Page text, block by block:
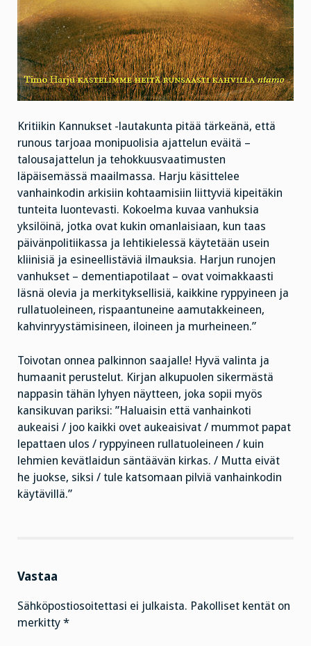
Kritiikin Kannukset -lautakunta pitää tärkeänä, että
runous tarjoaa monipuolisia ajattelun eväitä –
talousajattelun ja tehokkuusvaatimusten
läpäisemässä maailmassa. Harju käsittelee
vanhainkodin arkisiin kohtaamisiin liittyviä kipeitäkin
tunteita luontevasti. Kokoelma kuvaa vanhuksia
yksilöinä, jotka ovat kukin omanlaisiaan, kun taas
päivänpolitiikassa ja lehtikielessä käytetään usein
kliinisiä ja esineellistäviä ilmauksia. Harjun runojen
vanhukset – dementiapotilaat – ovat voimakkaasti
läsnä olevia ja merkityksellisiä, kaikkine ryppyineen ja
rullatuoleineen, rispaantuneine aamutakkeineen,
kahvinryystämisineen, iloineen ja murheineen.”
Toivotan onnea palkinnon saajalle! Hyvä valinta ja
humaanit perustelut. Kirjan alkupuolen sikermästä
nappasin tähän lyhyen näytteen, joka sopii myös
kansikuvan pariksi: ”Haluaisin että vanhainkoti
aukeaisi / joo kaikki ovet aukeaisivat / mummot papat
lepattaen ulos / ryppyineen rullatuoleineen / kuin
lehmien kevätlaidun säntäävän kirkas. / Mutta eivät
he juokse, siksi / tule katsomaan pilviä vanhainkodin
käytävillä.”
Vastaa
Sähköpostiosoitettasi ei julkaista. Pakolliset kentät on
merkitty *